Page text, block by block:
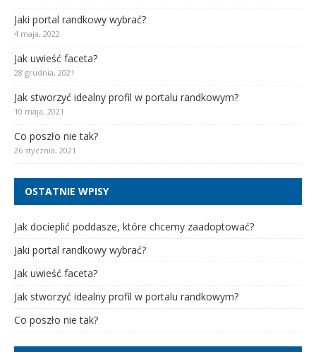
Jaki portal randkowy wybrać?
4 maja, 2022
Jak uwieść faceta?
28 grudnia, 2021
Jak stworzyć idealny profil w portalu randkowym?
10 maja, 2021
Co poszło nie tak?
26 stycznia, 2021
OSTATNIE WPISY
Jak docieplić poddasze, które chcemy zaadoptować?
Jaki portal randkowy wybrać?
Jak uwieść faceta?
Jak stworzyć idealny profil w portalu randkowym?
Co poszło nie tak?